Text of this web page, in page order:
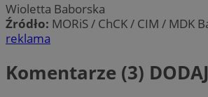
Wioletta Baborska
Źródło: MORiS / ChCK / CIM / MDK
reklama
Komentarze (3) DODAJ